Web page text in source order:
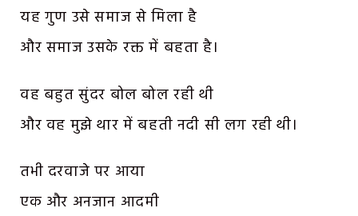
यह गुण उसे समाज से मिला है
और समाज उसके रक्त में बहता है।
वह बहुत सुंदर बोल बोल रही थी
और वह मुझे थार में बहती नदी सी लग रही थी।
तभी दरवाजे पर आया
एक और अनजान आदमी